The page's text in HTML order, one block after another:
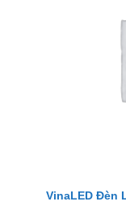
VinaLED Đèn